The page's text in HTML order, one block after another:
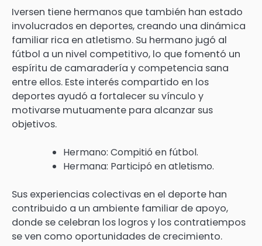
Iversen tiene hermanos que también han estado
involucrados en deportes, creando una dinámica
familiar rica en atletismo. Su hermano jugó al
fútbol a un nivel competitivo, lo que fomentó un
espíritu de camaradería y competencia sana
entre ellos. Este interés compartido en los
deportes ayudó a fortalecer su vínculo y
motivarse mutuamente para alcanzar sus
objetivos.
Hermano: Compitió en fútbol.
Hermana: Participó en atletismo.
Sus experiencias colectivas en el deporte han
contribuido a un ambiente familiar de apoyo,
donde se celebran los logros y los contratiempos
se ven como oportunidades de crecimiento.